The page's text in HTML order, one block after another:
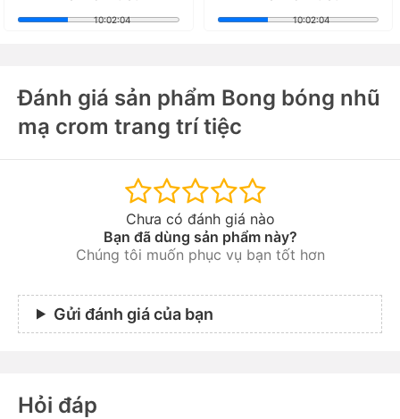
10:02:01 10:02:01
Đánh giá sản phẩm Bong bóng nhũ
mạ crom trang trí tiệc
Chưa có đánh giá nào
Bạn đã dùng sản phẩm này?
Chúng tôi muốn phục vụ bạn tốt hơn
Gửi đánh giá của bạn
Hỏi đáp